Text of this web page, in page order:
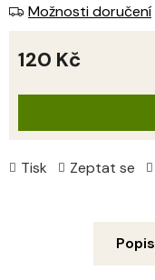
Tisk Zeptat se
Možnosti doručení
120 Kč
Popis